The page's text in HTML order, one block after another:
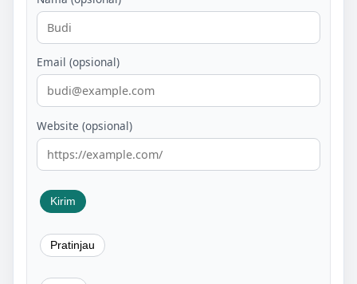
Email (opsional)
Website (opsional)